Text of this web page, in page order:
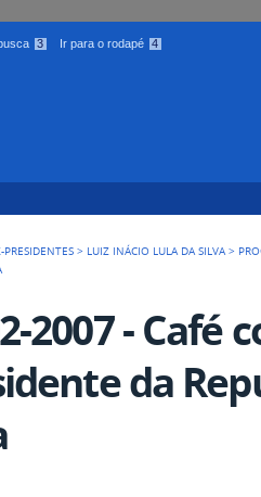
3 Ir para o rodapé 4
PRESIDENTES > LUIZ INÁCIO LULA DA SILVA >
2007 - Café
da